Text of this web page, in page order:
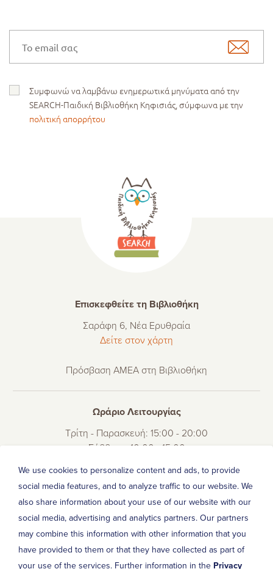
Συμφωνώ να λαμβάνω ενημερωτικά μηνύματα από την
SEARCH-Παιδική Βιβλιοθήκη Κηφισιάς, σύμφωνα με την
πολιτική απορρήτου
Επισκεφθείτε τη Βιβλιοθήκη
Σαράφη 6, Νέα Ερυθραία
Δείτε στον χάρτη
Πρόσβαση ΑΜΕΑ στη Βιβλιοθήκη
Ωράριο Λειτουργίας
Τρίτη - Παρασκευή: 15:00 - 20:00
Σάββατο: 10:00 - 15:00
Τηλέφωνο Επικοινωνίας
210 62 52 634
We use cookies to personalize content and ads, to provide
social media features, and to analyze traffic to our website. We
also share information about your use of our website with our
social media, advertising and analytics partners. Our partners
may combine this information with other information that you
have provided to them or that they have collected as part of
your use of the services. Further information in the Privacy